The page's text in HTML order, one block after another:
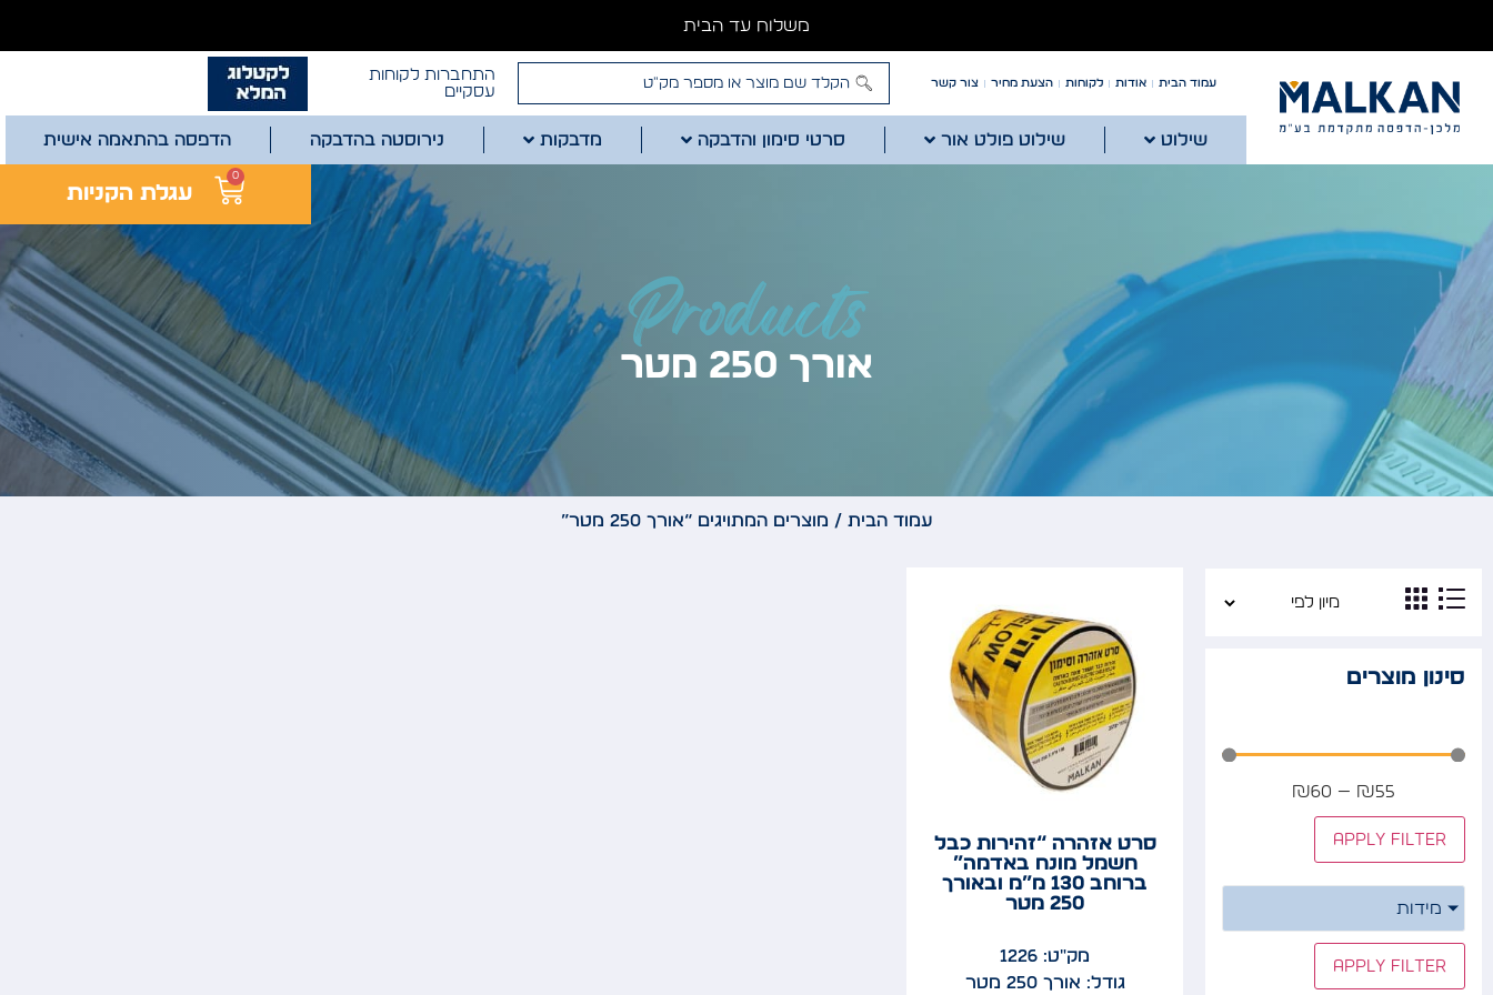
משלוח עד הבית
עמוד הבית אודות לקוחות הצעת מחיר צור קשר
התחברות לקוחות
עסקיים
שילוט שילוט פולט אור סרטי סימון והדבקה מדבקות נירוסטה בהדבקה הדפסה בהתאמה אישית
0
Products
אורך 250 מטר
עמוד הבית / מוצרים המתויגים “אורך 250 מטר”
סינון מוצרים
₪55
—
₪60
Apply filter
מידות
Apply filter
סרט אזהרה “זהירות כבל
חשמל מונח באדמה”
ברוחב 130 מ”מ ובאורך
250 מטר
מק"ט: 1226
גודל: אורך 250 מטר